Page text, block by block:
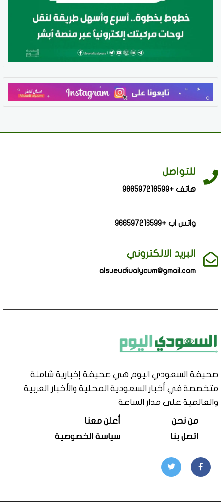
للتواصل
هاتف +966597216599
واتس اب +966597216599
البريد الالكتروني
alsueudiualyoum@gmail.com
صحيفة السعودي اليوم هي صحيفة إخبارية شاملة
متخصصة في أخبار السعودية المحلية والأخبار العربية
والعالمية على مدار الساعة
من نحن
أعلن معنا
اتصل بنا
سياسة الخصوصية